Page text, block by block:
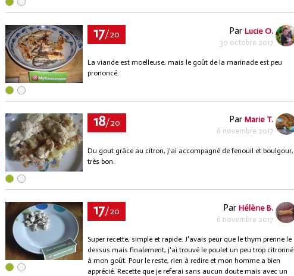
17/20 Par Lucie O.
30 octobre 2017
La viande est moelleuse, mais le goût de la marinade est peu
prononcé.
18/20 Par Marie T.
6 novembre 2017
Du gout grâce au citron, j'ai accompagné de fenouil et boulgour,
très bon.
17/20 Par Hélène B.
6 novembre 2017
Super recette, simple et rapide. J'avais peur que le thym prenne le
dessus mais finalement, j'ai trouvé le poulet un peu trop citronné
à mon goût. Pour le reste, rien à redire et mon homme a bien
apprécié. Recette que je referai sans aucun doute mais avec un